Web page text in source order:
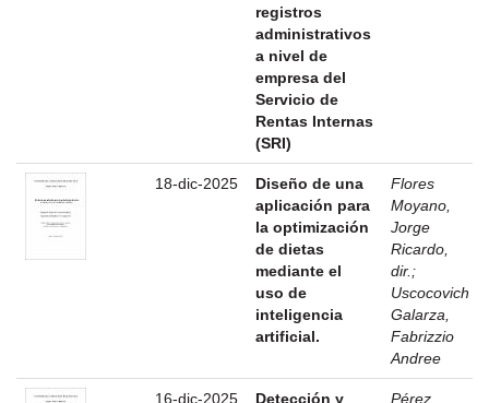
registros
administrativos
a nivel de
empresa del
Servicio de
Rentas Internas
(SRI)
18-dic-2025
Diseño de una
aplicación para
la optimización
de dietas
mediante el
uso de
inteligencia
artificial.
Flores
Moyano,
Jorge
Ricardo,
dir. ;
Uscocovich
Galarza,
Fabrizzio
Andree
16-dic-2025
Detección y
Pérez